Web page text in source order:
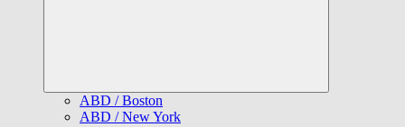
ABD / Boston
ABD / New York